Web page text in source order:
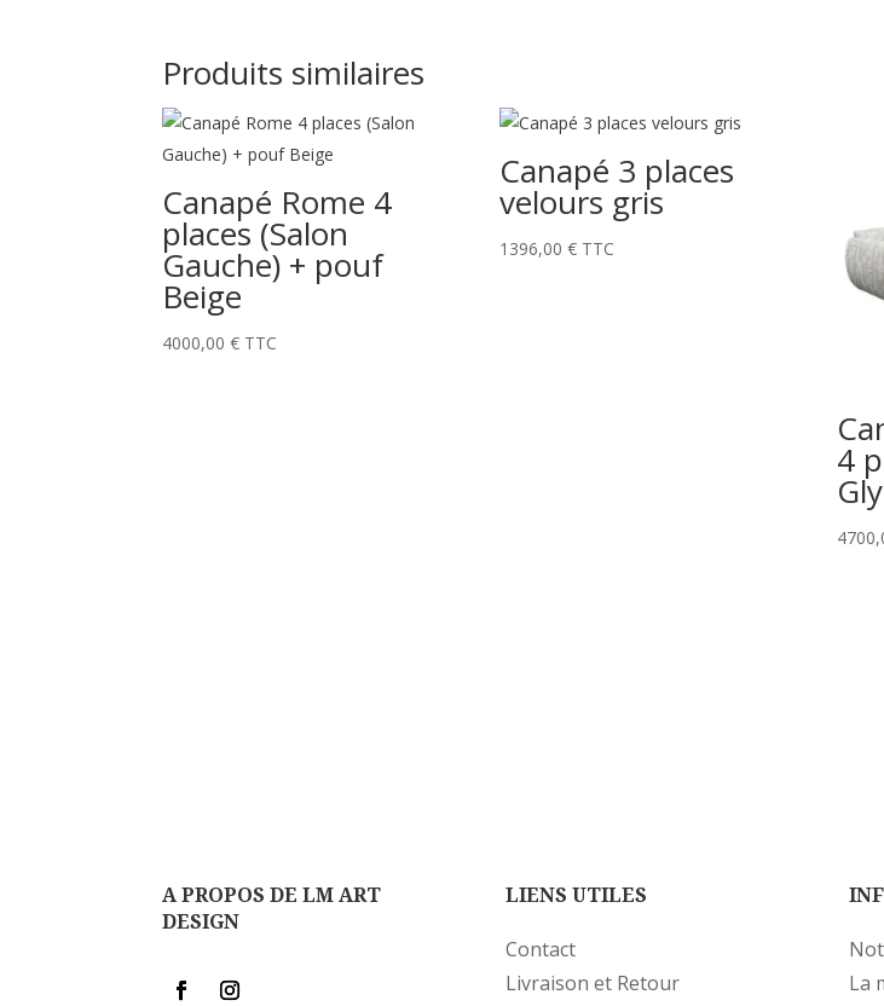
Produits similaires
Canapé Rome 4
places (Salon
Gauche) + pouf
Beige
4000,00€ TTC
Canapé 3 places
velours gris
1396,00€ TTC
4
A PROPOS DE LM ART
DESIGN
LIENS UTILES
Contact
Livraison et Retour
La